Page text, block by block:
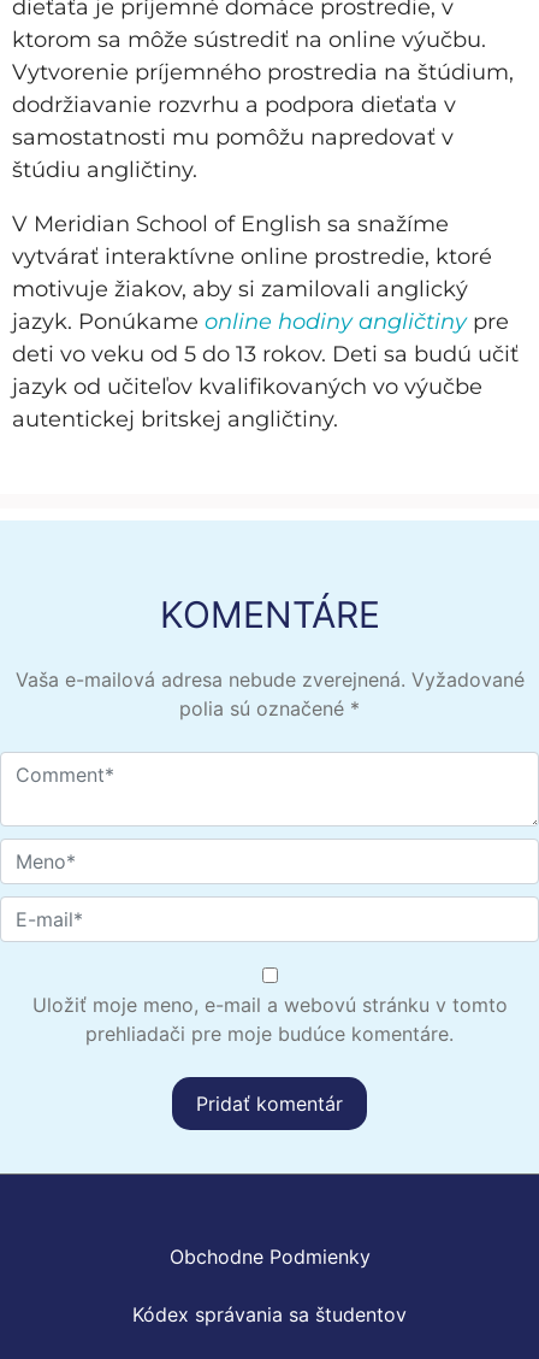
dieťaťa je príjemné domáce prostredie, v
ktorom sa môže sústrediť na online výučbu.
Vytvorenie príjemného prostredia na štúdium,
dodržiavanie rozvrhu a podpora dieťaťa v
samostatnosti mu pomôžu napredovať v
štúdiu angličtiny.
V Meridian School of English sa snažíme
vytvárať interaktívne online prostredie, ktoré
motivuje žiakov, aby si zamilovali anglický
jazyk. Ponúkame online hodiny angličtinypre
deti vo veku od 5 do 13 rokov. Deti sa budú učiť
jazyk od učiteľov kvalifikovaných vo výučbe
autentickej britskej angličtiny.
KOMENTÁRE
Vaša e-mailová adresa nebude zverejnená. Vyžadované
polia sú označené *
Uložiť moje meno, e-mail a webovú stránku v tomto
prehliadači pre moje budúce komentáre.
Obchodne Podmienky
Kódex správania sa študentov